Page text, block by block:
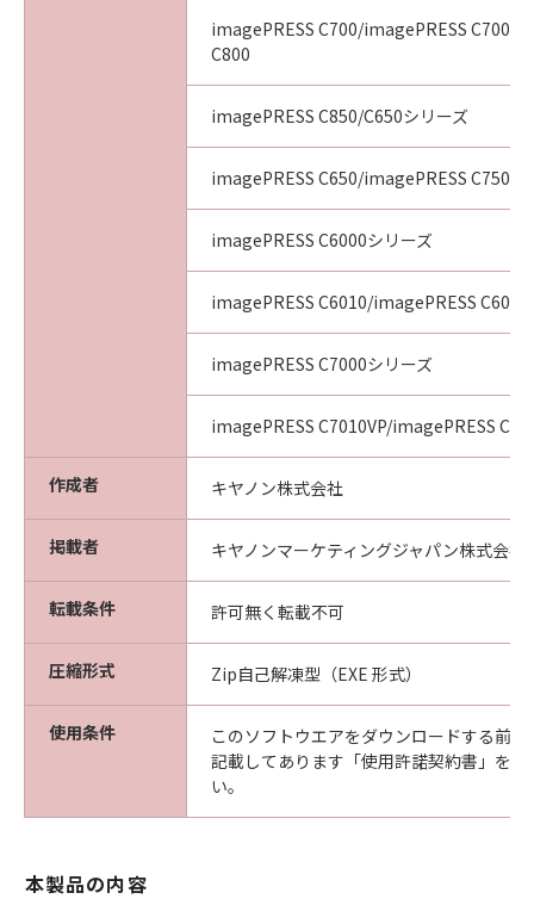
imagePRESS C700/imagePRESS C700L/
C800
imagePRESS C850/C650シリーズ
imagePRESS C650/imagePRESS C750/
imagePRESS C6000シリーズ
imagePRESS C6010/imagePRESS C6011
imagePRESS C7000シリーズ
imagePRESS C7010VP/imagePRESS
作成者 キヤノン株式会社
掲載者 キヤノンマーケティングジャパン株式会社
転載条件 許可無く転載不可
圧縮形式 Zip自己解凍型（EXE 形式）
使用条件
このソフトウエアをダウンロードする前
記載してあります「使用許諾契約書」を
い。
本製品の内容